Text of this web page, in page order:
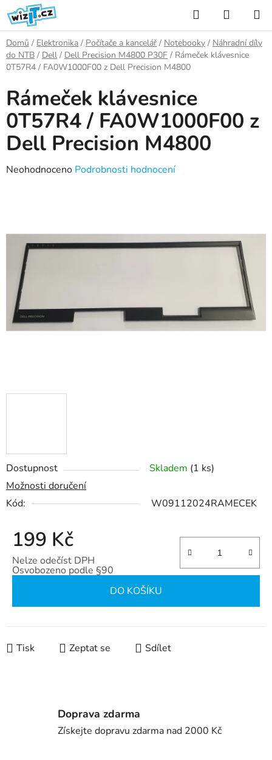
Přejít
na
obsah
Hledat
KOŠÍK
Domů / Elektronika / Počítače a kancelář / Notebooky / Náhradní díly
do NTB / Dell / Dell Precision M4800 P30F / Rámeček klávesnice
0T57R4 / FA0W1000F00 z Dell Precision M4800
Dostupnost Skladem (1 ks)
Možnosti doručení
Kód:
W09112024RAMECEK
199 Kč
Nelze odečíst DPH
Osvobozeno podle §90
DO KOŠÍKU
Tisk Zeptat se Sdílet
Rámeček klávesnice
0T57R4 / FA0W1000F00 z
Dell Precision M4800
Průměrné
0,0
hvězdiček.
Neohodnoceno Podrobnosti hodnocení
Doprava zdarma
Získejte dopravu zdarma nad 2000 Kč